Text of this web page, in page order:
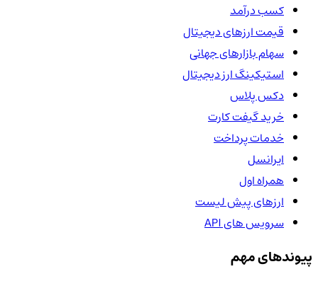
کسب درآمد
قیمت ارزهای دیجیتال
سهام بازارهای جهانی
استیکینگ ارز دیجیتال
دکس پلاس
خرید گیفت کارت
خدمات پرداخت
ایرانسل
همراه اول
ارزهای پیش لیست
سرویس های API
پیوندهای مهم